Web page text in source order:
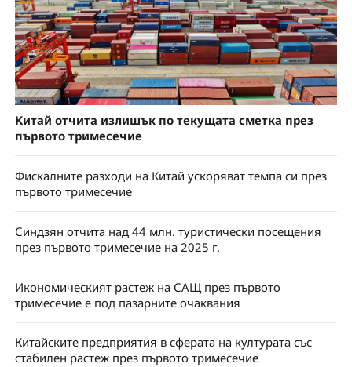
Китай отчита излишък по текущата сметка през
първото тримесечие
Фискалните разходи на Китай ускоряват темпа си през
първото тримесечие
Синдзян отчита над 44 млн. туристически посещения
през първото тримесечие на 2025 г.
Икономическият растеж на САЩ през първото
тримесечие е под пазарните очаквания
Китайските предприятия в сферата на културата със
стабилен растеж през първото тримесечие